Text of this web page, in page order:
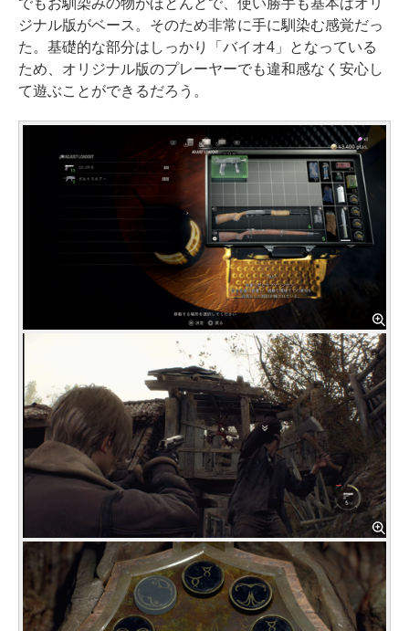
ジナル版がベース。そのため非常に手に馴染む感覚だっ
た。基礎的な部分はしっかり「バイオ4」となっている
ため、オリジナル版のプレーヤーでも違和感なく安心し
て遊ぶことができるだろう。